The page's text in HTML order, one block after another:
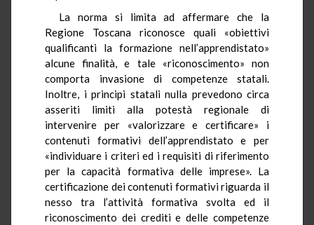
La norma si limita ad affermare che la
Regione Toscana riconosce
quali «obiettivi
qualificanti la formazione nell’apprendistato»
alcune finalità, e tale «riconoscimento» non
comporta invasione di competenze statali.
Inoltre, i principi statali nulla prevedono circa
asseriti limiti alla potestà regionale di
intervenire per «valorizzare e certificare» i
contenuti formativi dell’apprendistato e per
«individuare i criteri ed i requisiti di riferimento
per la capacità formativa delle imprese». La
certificazione dei contenuti formativi riguarda il
nesso tra l’attività formativa svolta ed il
riconoscimento dei crediti e delle competenze